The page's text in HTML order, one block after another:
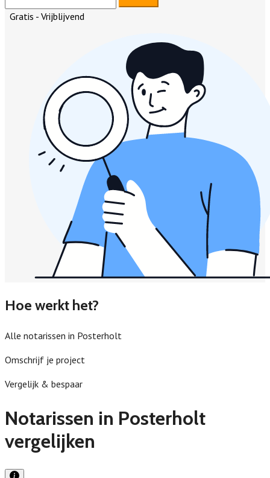
Gratis - Vrijblijvend
Hoe werkt het?
Alle notarissen in Posterholt
Omschrijf je project
Vergelijk & bespaar
Notarissen in Posterholt
vergelijken